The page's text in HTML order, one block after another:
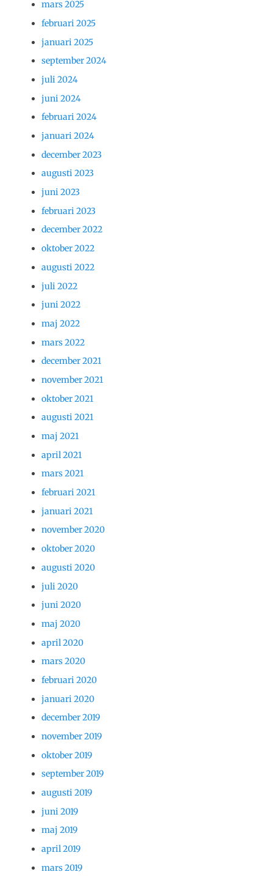
mars 2025
februari 2025
januari 2025
september 2024
juli 2024
juni 2024
februari 2024
januari 2024
december 2023
augusti 2023
juni 2023
februari 2023
december 2022
oktober 2022
augusti 2022
juli 2022
juni 2022
maj 2022
mars 2022
december 2021
november 2021
oktober 2021
augusti 2021
maj 2021
april 2021
mars 2021
februari 2021
januari 2021
november 2020
oktober 2020
augusti 2020
juli 2020
juni 2020
maj 2020
april 2020
mars 2020
februari 2020
januari 2020
december 2019
november 2019
oktober 2019
september 2019
augusti 2019
juni 2019
maj 2019
april 2019
mars 2019